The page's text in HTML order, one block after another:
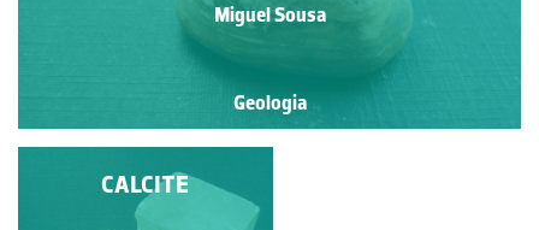
Miguel Sousa
Geologia
CALCITE VAR. DENTE-
DE-CÃO
CALCITE